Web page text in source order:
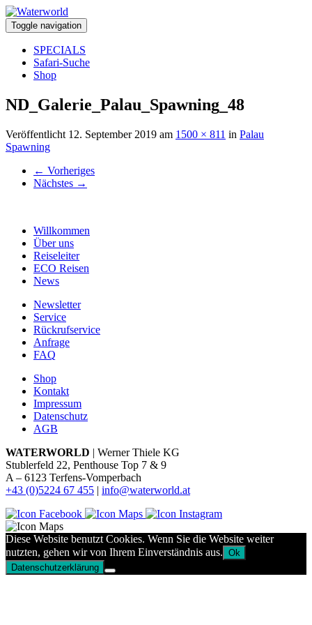
Toggle navigation
SPECIALS
Safari-Suche
Shop
ND_Galerie_Palau_Spawning_48
Veröffentlicht 12. September 2019 am 1500 × 811 in Palau
Spawning
← Vorheriges
Nächstes →
Willkommen
Über uns
Reiseleiter
ECO Reisen
News
Newsletter
Service
Rückrufservice
Anfrage
FAQ
Shop
Kontakt
Impressum
Datenschutz
AGB
WATERWORLD | Werner Thiele KG
Stublerfeld 22, Penthouse Top 7 & 9
A – 6123 Terfens-Vomperbach
+43 (0)5224 67 455 | info@waterworld.at
Diese Website benutzt Cookies. Wenn Sie die Website weiter
nutzten, gehen wir von Ihrem Einverständnis aus. Ok
Datenschutzerklärung